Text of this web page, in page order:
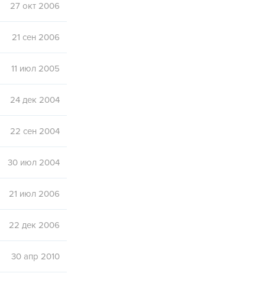
27 окт 2006
21 сен 2006
11 июл 2005
24 дек 2004
22 сен 2004
30 июл 2004
21 июл 2006
22 дек 2006
30 апр 2010